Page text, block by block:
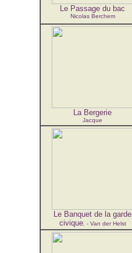
Le Passage du bac
Nicolas Berchem
La Bergerie
Jacque
Le Banquet de la garde
civique. - Van der Helst